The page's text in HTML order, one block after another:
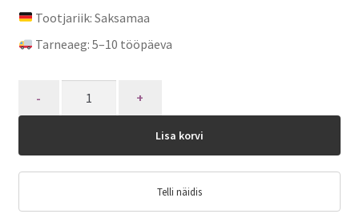
Tootjariik: Saksamaa
Tarneaeg: 5–10 tööpäeva
Lisa korvi
Telli näidis